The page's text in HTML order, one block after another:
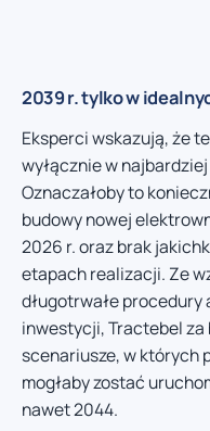
2039 r. tylko w
Eksperci wskazują, że
wyłącznie w
Oznaczałoby to
budowy nowej
2026 r. oraz brak
etapach realizacji. Ze
długotrwałe
inwestycji, Tractebel
scenariusze, w których
mogłaby zostać
nawet 2044.